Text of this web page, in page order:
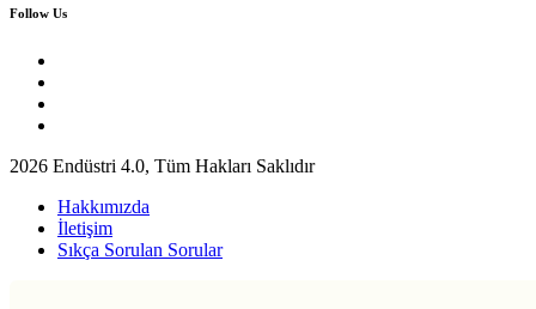
Follow Us
2026 Endüstri 4.0, Tüm Hakları Saklıdır
Hakkımızda
İletişim
Sıkça Sorulan Sorular